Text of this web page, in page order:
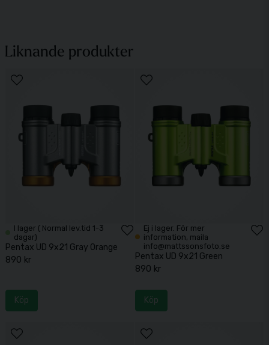
Liknande produkter
I lager ( Normal lev.tid 1-3
dagar)
Pentax UD 9x21 Gray Orange
890 kr
Köp
Ej i lager. För mer
information, maila
info@mattssonsfoto.se
Pentax UD 9x21 Green
890 kr
Köp